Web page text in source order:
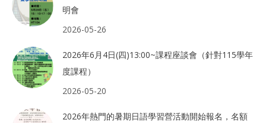
明會
2026-05-26
2026年6月4日(四)13:00~課程座談會（針對115學年
度課程）
2026-05-20
2026年熱門的暑期日語學習營活動開始報名，名額